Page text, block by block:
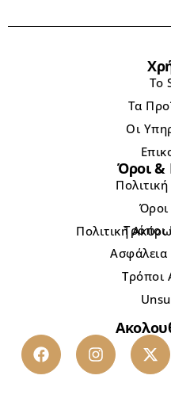
Το
Τα
Οι
Όροι &
Πολιτική
Τρόποι